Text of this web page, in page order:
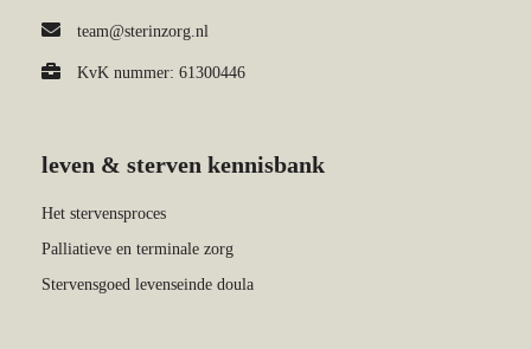
team@sterinzorg.nl
KvK nummer: 61300446
leven & sterven kennisbank
Het stervensproces
Palliatieve en terminale zorg
Stervensgoed levenseinde doula